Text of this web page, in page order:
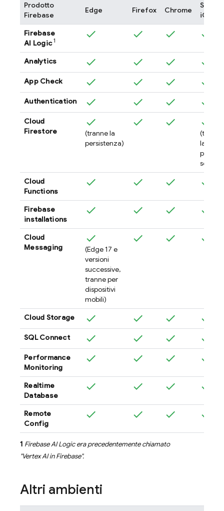
Prodotto
Firebase
Edge Firefox Chrome
Safari
iOS
Firebase
AI Logic 1
Analytics
App Check
Authentication
Cloud
Firestore
(tranne la
persistenza)
(tranne
la
se iOS
Cloud
Functions
Firebase
installations
Cloud
Messaging
(Edge 17 e
versioni
successive,
tranne per
dispositivi
mobili)
Cloud Storage
SQL Connect
Performance
Monitoring
Realtime
Database
Remote
Config
1 Firebase AI Logicera precedentemente chiamato
"Vertex AI in Firebase".
Altri ambienti